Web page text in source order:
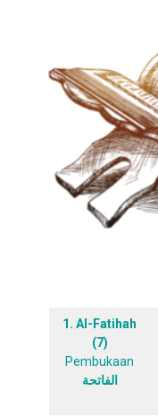
1. Al-Fatihah
(7)
Pembukaan
الفاتحة